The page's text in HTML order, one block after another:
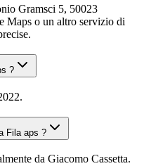
Gramsci 5, 50023
Maps o un altro servizio di
?
Fila aps ?
da Giacomo Cassetta.